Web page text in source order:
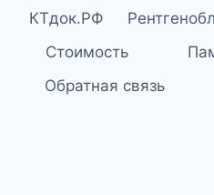
КТдок.РФ
Стоимость
Обратная связь